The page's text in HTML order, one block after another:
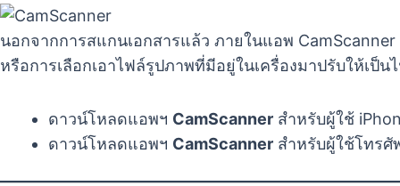
นอกจากการสแกนเอกสารแล้ว ภายในแอพ
หรือการเลือกเอาไฟล์รูปภาพที่มีอยู่ในเครื่องมาปรับให้เป็
ดาวน์โหลดแอพฯ CamScanner สำหรับผู้ใช้
ดาวน์โหลดแอพฯ CamScanner สำหรับผู้ใช้โทรศั